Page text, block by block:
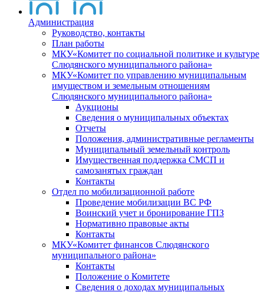
Администрация
Руководство, контакты
План работы
МКУ«Комитет по социальной политике и культуре
Слюдянского муниципального района»
МКУ«Комитет по управлению муниципальным
имуществом и земельным отношениям
Слюдянского муниципального района»
Аукционы
Сведения о муниципальных объектах
Отчеты
Положения, административные регламенты
Муниципальный земельный контроль
Имущественная поддержка СМСП и
самозанятых граждан
Контакты
Отдел по мобилизационной работе
Проведение мобилизации ВС РФ
Воинский учет и бронирование ГПЗ
Нормативно правовые акты
Контакты
МКУ«Комитет финансов Слюдянского
муниципального района»
Контакты
Положение о Комитете
Сведения о доходах муниципальных